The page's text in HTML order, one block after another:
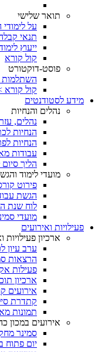
תואר שלישי
על
תנאי
ייעוץ
קול קורא
פוסט-דוקטורט
השתלמות
קול קורא
מידע לסטודנטים
נהלים והנחיות
נהלים,
הנחיות
הנחיות
עבודות
הליך
מועדי לימוד
פירוט
הגשת
לוח שנת
מועדי
פעילויות ואירועים
ארכיון פעילויות
ערב עיון
הרצאות
פעילות
ארכיון
אירועים
קתדרת
תמונות
אירועים במכון
סמינר
יום פתוח